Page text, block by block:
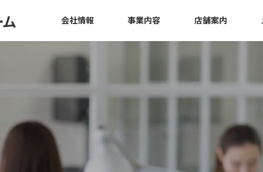
会社情報 事業内容 店舗案内